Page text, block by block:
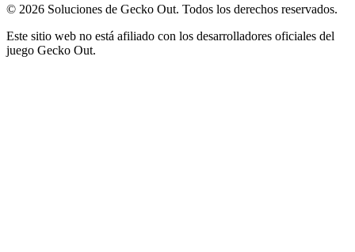
© 2026 Soluciones de Gecko Out. Todos los derechos reservados.
Este sitio web no está afiliado con los desarrolladores oficiales del
juego Gecko Out.